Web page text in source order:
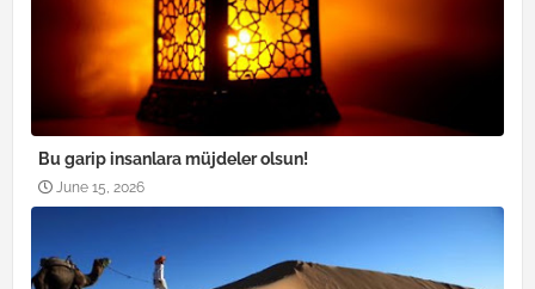
Bu garip insanlara müjdeler olsun!
June 15, 2026